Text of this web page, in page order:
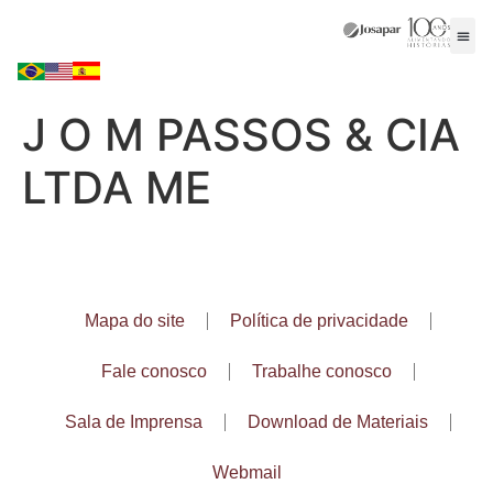
J O M PASSOS & CIA
LTDA ME
Mapa do site Política de privacidade
Fale conosco Trabalhe conosco
Sala de Imprensa Download de Materiais
Webmail